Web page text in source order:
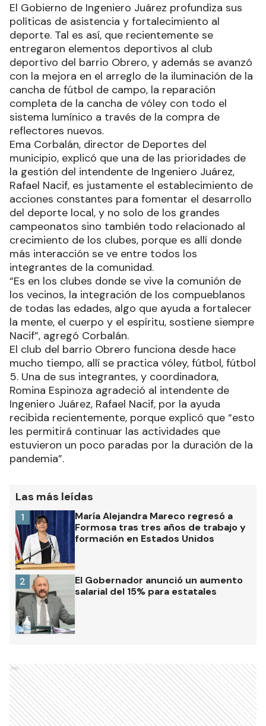
El Gobierno de Ingeniero Juárez profundiza sus
políticas de asistencia y fortalecimiento al
deporte. Tal es así, que recientemente se
entregaron elementos deportivos al club
deportivo del barrio Obrero, y además se avanzó
con la mejora en el arreglo de la iluminación de la
cancha de fútbol de campo, la reparación
completa de la cancha de vóley con todo el
sistema lumínico a través de la compra de
reflectores nuevos.
Ema Corbalán, director de Deportes del
municipio, explicó que una de las prioridades de
la gestión del intendente de Ingeniero Juárez,
Rafael Nacif, es justamente el establecimiento de
acciones constantes para fomentar el desarrollo
del deporte local, y no solo de los grandes
campeonatos sino también todo relacionado al
crecimiento de los clubes, porque es allí donde
más interacción se ve entre todos los
integrantes de la comunidad.
“Es en los clubes donde se vive la comunión de
los vecinos, la integración de los compueblanos
de todas las edades, algo que ayuda a fortalecer
la mente, el cuerpo y el espíritu, sostiene siempre
Nacif”, agregó Corbalán.
El club del barrio Obrero funciona desde hace
mucho tiempo, allí se practica vóley, fútbol, fútbol
5. Una de sus integrantes, y coordinadora,
Romina Espinoza agradeció al intendente de
Ingeniero Juárez, Rafael Nacif, por la ayuda
recibida recientemente, porque explicó que “esto
les permitirá continuar las actividades que
estuvieron un poco paradas por la duración de la
pandemia”.
Las más leídas
María Alejandra Mareco regresó a
Formosa tras tres años de trabajo y
formación en Estados Unidos
1
El Gobernador anunció un aumento
salarial del 15% para estatales
2
Ads